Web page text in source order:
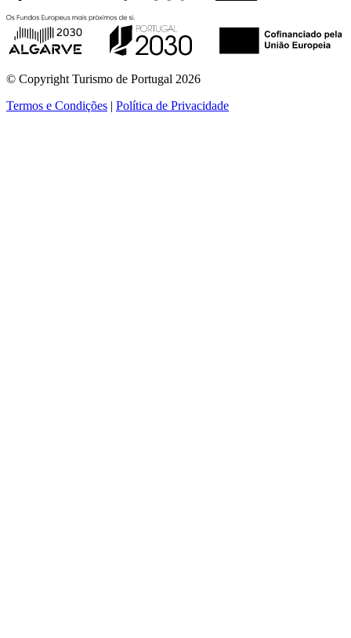
© Copyright Turismo de Portugal 2026
Termos e Condições | Política de Privacidade